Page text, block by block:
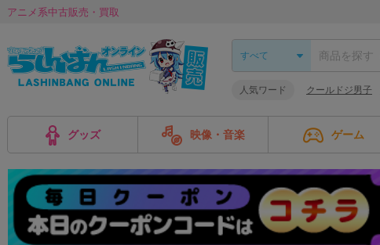
アニメ系中古販売・買取
人気ワード クールドジ男子
グッズ 映像・音楽 ゲーム